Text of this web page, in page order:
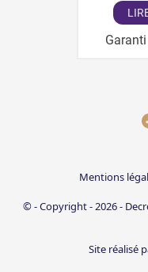
© - Copyright - 2026 -
Mentions
Site réalisé